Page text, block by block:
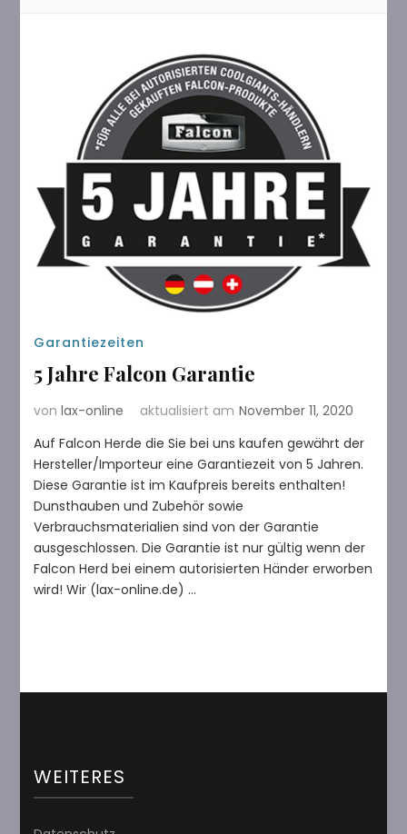
Garantiezeiten
5 Jahre Falcon Garantie
vonlax-online aktualisiert am November 11, 2020
Auf Falcon Herde die Sie bei uns kaufen gewährt der
Hersteller/Importeur eine Garantiezeit von 5 Jahren.
Diese Garantie ist im Kaufpreis bereits enthalten!
Dunsthauben und Zubehör sowie
Verbrauchsmaterialien sind von der Garantie
ausgeschlossen. Die Garantie ist nur gültig wenn der
Falcon Herd bei einem autorisierten Händer erworben
wird! Wir (lax-online.de) …
WEITERES